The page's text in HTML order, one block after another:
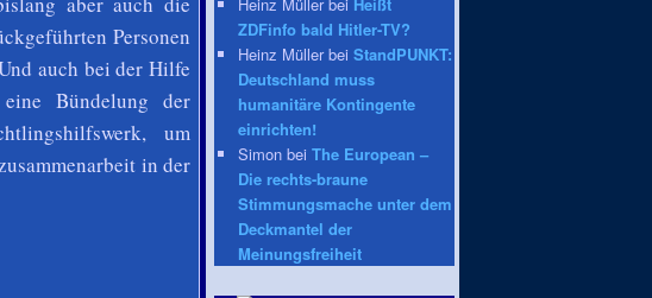
Personen
auch bei der Hilfe
Bündelung der
um
in der
ZDFinfo bald Hitler-TV?
Heinz Müller bei StandPUNKT:
Deutschland muss
humanitäre Kontingente
einrichten!
Simon bei The European –
Die rechts-braune
Stimmungsmache unter dem
Deckmantel der
Meinungsfreiheit